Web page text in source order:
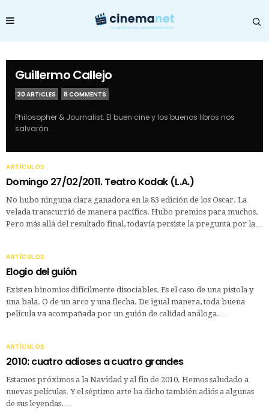
Guillermo Callejo
30 ARTICLES 8 COMMENTS
Philosopher & Journalist. El buen cine y los buenos libros nos
salvarán.
ARTÍCULOS
Domingo 27/02/2011. Teatro Kodak (L.A.)
No hubo ninguna clara ganadora en la 83 edición de los Oscar. La
velada transcurrió de manera pacífica. Hubo premios para muchos.
Pero más allá del resultado final, todavía persiste la pregunta por la…
ARTÍCULOS
Elogio del guión
Existen binomios difícilmente disociables. Es el caso de una pistola y
una bala. O de un arco y una flecha. De igual manera, toda buena
película va acompañada por un guión de calidad análoga.…
ARTÍCULOS
2010: cuatro adioses a cuatro grandes
Estamos próximos a la Navidad y al fin de 2010. Hemos saludado a
nuevas películas. Y el séptimo arte ha dicho también adiós a algunas
de sus leyendas.…